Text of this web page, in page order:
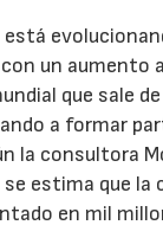
está
un aumento
que sale
a formar
la consultora
estima que la
en mil